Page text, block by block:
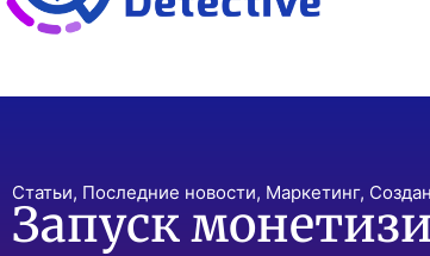
Статьи, Последние новости, Маркетинг,
Запуск